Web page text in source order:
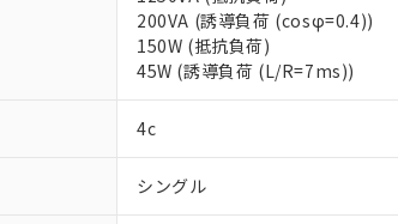
200VA (誘導負荷 (cosφ=0.4))
150W (抵抗負荷)
45W (誘導負荷 (L/R=7ms))
4c
シングル
応予定：EU RoHS指令（10物質）の非含有に対
応予定なし：EU RoHS指令（10物質）の非含有
該当品：ライセンス料など無形物で、有害物質有
入先様の事情により、非含有部品としていたも
中国RoHS○×表